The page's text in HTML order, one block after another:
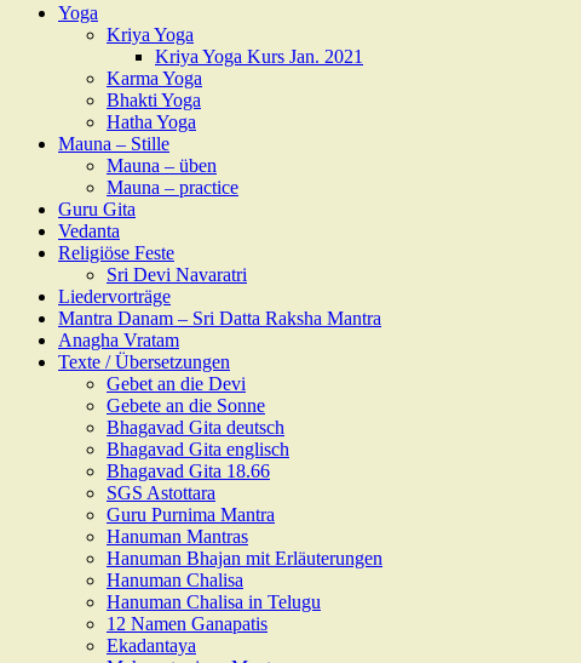
Yoga
Kriya Yoga
Kriya Yoga Kurs Jan. 2021
Karma Yoga
Bhakti Yoga
Hatha Yoga
Mauna – Stille
Mauna – üben
Mauna – practice
Guru Gita
Vedanta
Religiöse Feste
Sri Devi Navaratri
Liedervorträge
Mantra Danam – Sri Datta Raksha Mantra
Anagha Vratam
Texte / Übersetzungen
Gebet an die Devi
Gebete an die Sonne
Bhagavad Gita deutsch
Bhagavad Gita englisch
Bhagavad Gita 18.66
SGS Astottara
Guru Purnima Mantra
Hanuman Mantras
Hanuman Bhajan mit Erläuterungen
Hanuman Chalisa
Hanuman Chalisa in Telugu
12 Namen Ganapatis
Ekadantaya